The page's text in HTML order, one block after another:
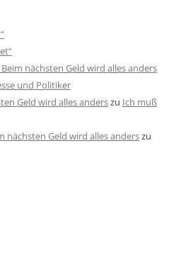
nächsten Geld wird alles anders
und Politiker
Geld wird alles anderszu Ich muß
Geld wird alles anderszu